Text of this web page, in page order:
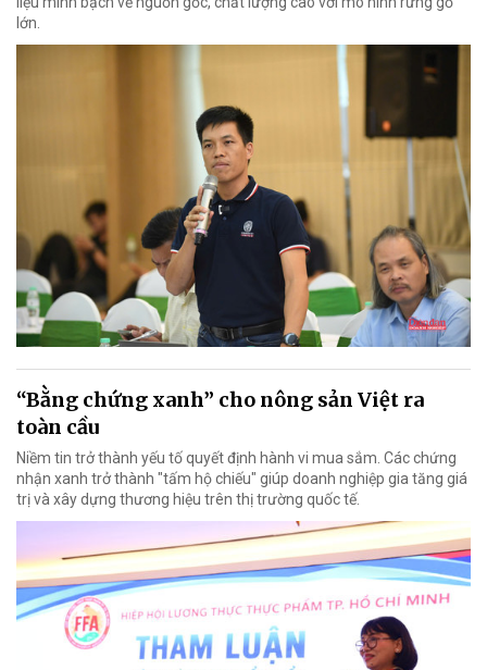
lớn.
“Bằng chứng xanh” cho nông sản Việt ra
toàn cầu
Niềm tin trở thành yếu tố quyết định hành vi mua sắm. Các chứng
nhận xanh trở thành "tấm hộ chiếu" giúp doanh nghiệp gia tăng giá
trị và xây dựng thương hiệu trên thị trường quốc tế.